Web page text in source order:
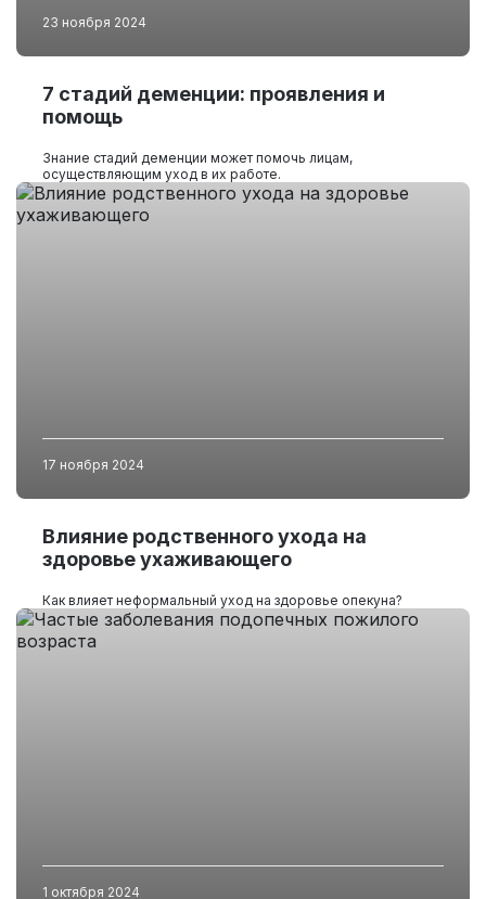
23 ноября 2024
7 стадий деменции: проявления и
помощь
Знание стадий деменции может помочь лицам,
осуществляющим уход в их работе.
17 ноября 2024
Влияние родственного ухода на
здоровье ухаживающего
Как влияет неформальный уход на здоровье опекуна?
1 октября 2024